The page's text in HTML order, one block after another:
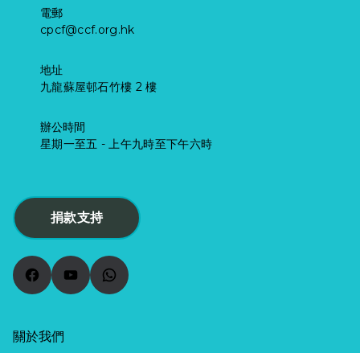
電郵
cpcf@ccf.org.hk
地址
九龍蘇屋邨石竹樓 2 樓
辦公時間
星期一至五 - 上午九時至下午六時
捐款支持
FacebookYouTubeWhatsApp
關於我們